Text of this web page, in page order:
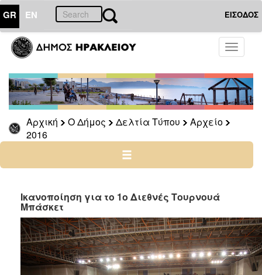
GR EN ΕΙΣΟΔΟΣ
Toggle
Αρχική Ο Δήμος Δελτία Τύπου
Αρχείο
2016
ΔΗΜΟΣ
Δελτία
Τύπου
Αρχείο
2026
2025
2022
2021
2020
2019
2018
Ικανοποίηση για το 1ο Διεθνές Tουρνουά
Mπάσκετ